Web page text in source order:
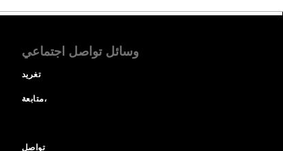
وسائل تواصل اجتماعي
تغريد
متابعة،
تواصل